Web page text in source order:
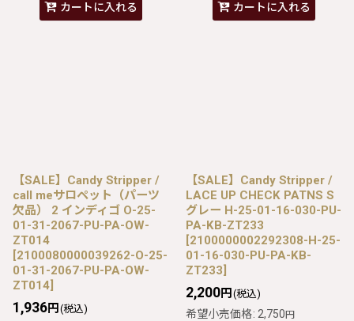
カートに入れる カートに入れる
【SALE】Candy Stripper /
call meサロペット（パーツ
欠品） 2 インディゴ O-25-
01-31-2067-PU-PA-OW-
ZT014
[2100080000039262-O-25-
01-31-2067-PU-PA-OW-
ZT014]
1,936円 (税込)
【SALE】Candy Stripper /
LACE UP CHECK PATNS S
グレー H-25-01-16-030-PU-
PA-KB-ZT233
[2100000002292308-H-25-
01-16-030-PU-PA-KB-
ZT233]
2,200円 (税込)
希望小売価格: 2,750円